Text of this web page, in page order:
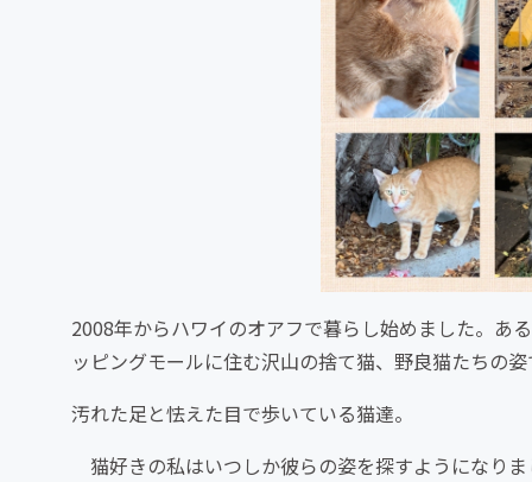
2008年からハワイのオアフで暮らし始めました。あ
ッピングモールに住む沢山の捨て猫、野良猫たちの
汚れた足と怯えた目で歩いている猫達。
猫好きの私はいつしか彼らの姿を探すようになり